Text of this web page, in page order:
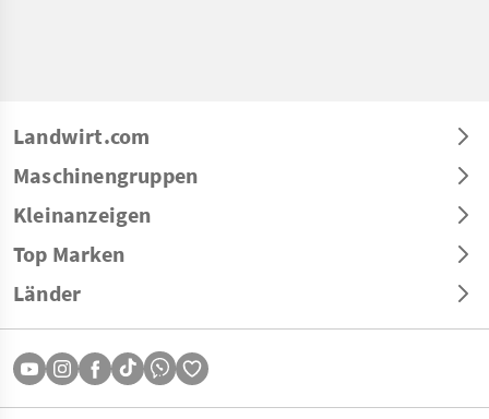
Landwirt.com
Maschinengruppen
Kleinanzeigen
Top Marken
Länder